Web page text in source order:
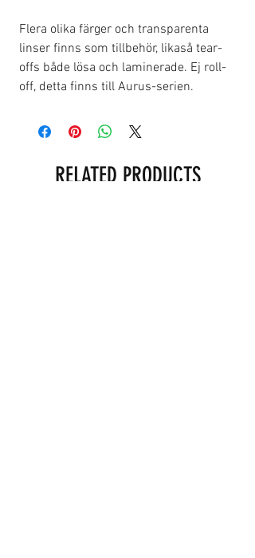
Flera olika färger och transparenta
linser finns som tillbehör, likaså tear-
offs både lösa och laminerade. Ej roll-
off, detta finns till Aurus-serien.
RELATED PRODUCTS